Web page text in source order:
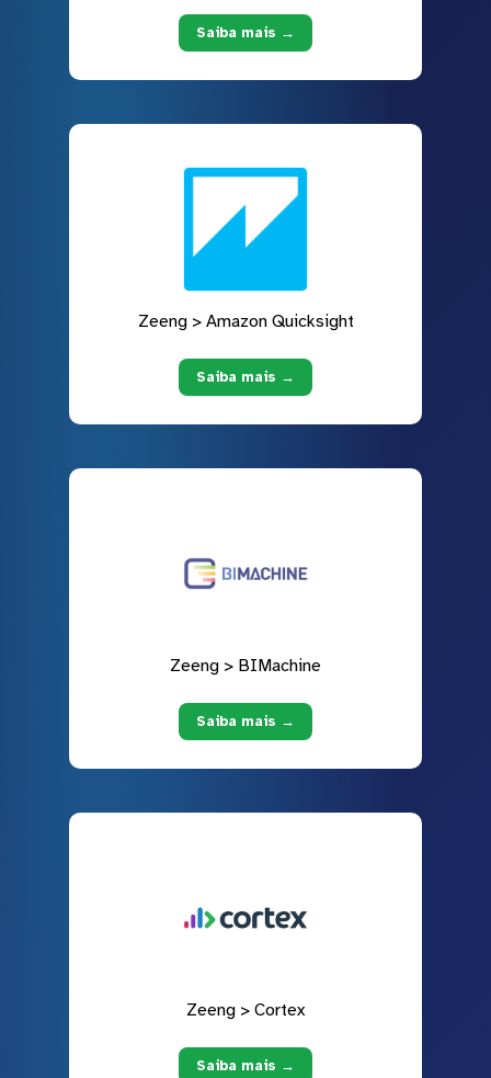
Saiba mais →
Zeeng > Amazon Quicksight
Saiba mais →
Zeeng > BIMachine
Saiba mais →
Zeeng > Cortex
Saiba mais →